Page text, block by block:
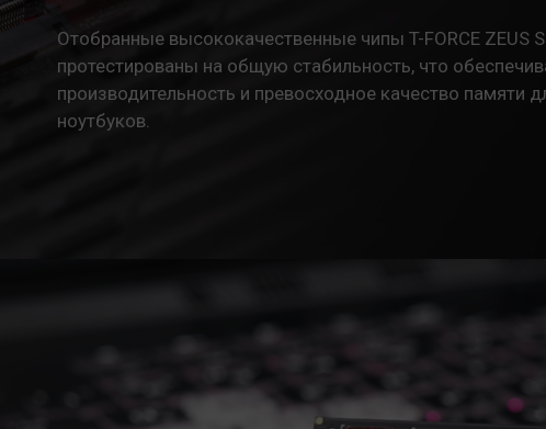
Отобранные высококачественные чипы T-FORCE ZEUS
протестированы на общую стабильность, что
производительность и превосходное качество памяти
ноутбуков.